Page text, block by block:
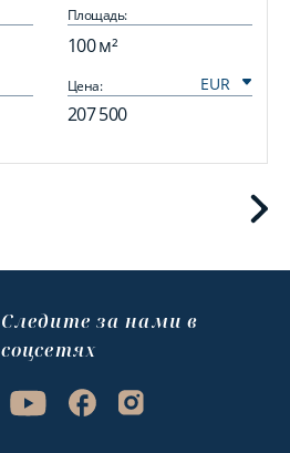
Площадь:
100 м²
Цена:
207 500
Cледите за нами в
соцсетях